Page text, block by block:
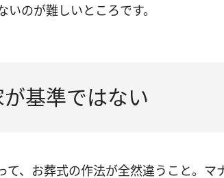
いのが難しいところです。
基準ではない
て、お葬式の作法が全然違うこと。